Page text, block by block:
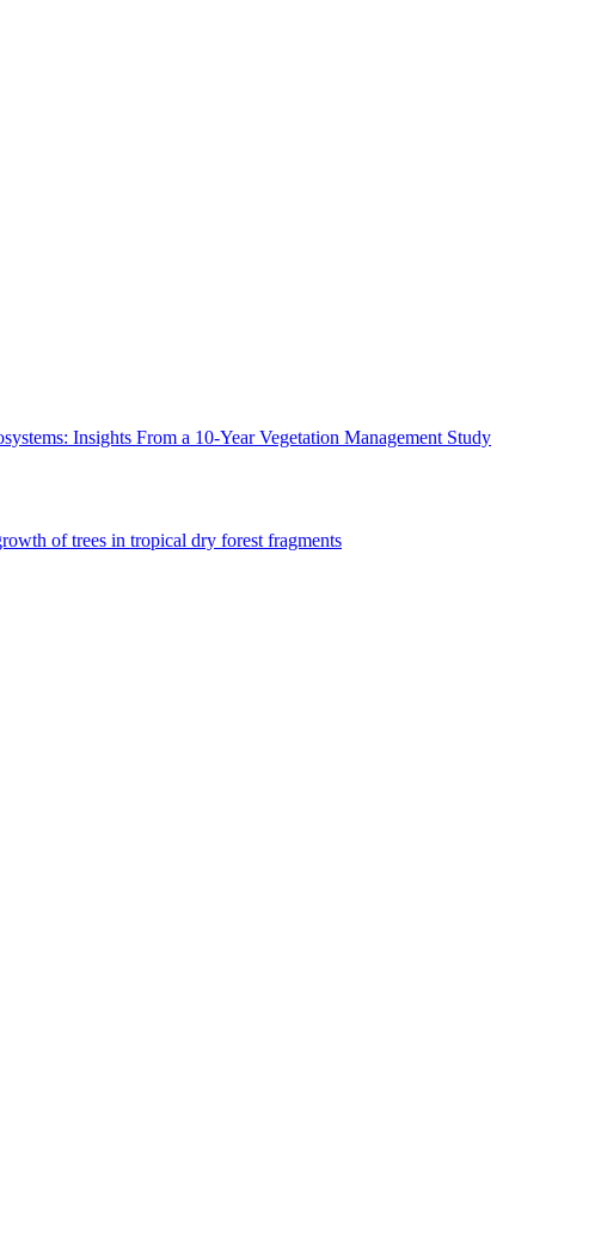
Insights From a 10-Year Vegetation Management Study
of trees in tropical dry forest fragments